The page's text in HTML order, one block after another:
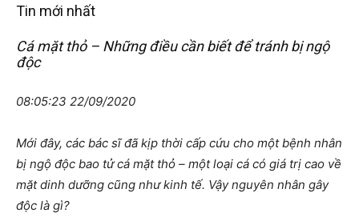
Tin mới nhất
Cá mặt thỏ – Những điều cần biết để tránh bị ngộ
độc
08:05:23 22/09/2020
Mới đây, các bác sĩ đã kịp thời cấp cứu cho một bệnh nhân
bị ngộ độc bao tử cá mặt thỏ – một loại cá có giá trị cao về
mặt dinh dưỡng cũng như kinh tế. Vậy nguyên nhân gây
độc là gì?